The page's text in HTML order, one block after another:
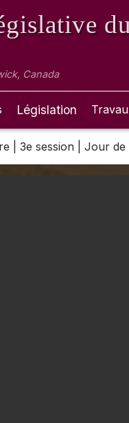
Canada
Législation
| 3e session | Jour de